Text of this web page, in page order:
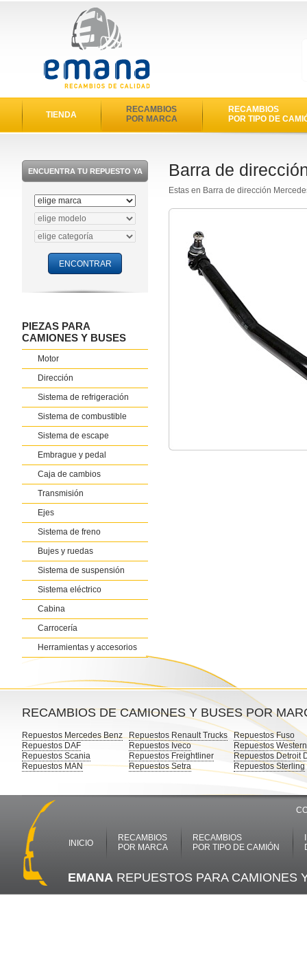
TIENDA
RECAMBIOS
POR MARCA
RECAMBIOS
POR TIPO DE
ENCUENTRA TU REPUESTO YA
PIEZAS PARA
CAMIONES Y BUSES
Motor
Dirección
Sistema de refrigeración
Sistema de combustible
Sistema de escape
Embrague y pedal
Caja de cambios
Transmisión
Ejes
Sistema de freno
Bujes y ruedas
Sistema de suspensión
Sistema eléctrico
Cabina
Carrocería
Herramientas y accesorios
Barra de
Estas en Barra de dirección
RECAMBIOS DE CAMIONES Y BUSES POR
Repuestos Mercedes Benz
Repuestos DAF
Repuestos Scania
Repuestos MAN
Repuestos Renault Trucks
Repuestos Iveco
Repuestos Freightliner
Repuestos Setra
Repuestos Fuso
Repuestos
Repuestos Detroit
Repuestos Sterling
INICIO
RECAMBIOS
POR MARCA
RECAMBIOS
POR TIPO DE CAMIÓN
EMANA REPUESTOS PARA CAMIONES